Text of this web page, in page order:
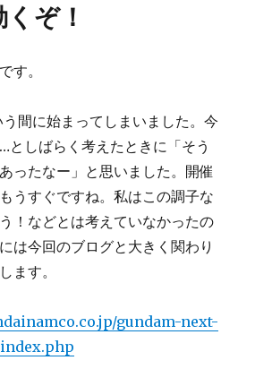
ぞ！
す。
間に始まってしまいました。今
としばらく考えたときに「そう
ったなー」と思いました。開催
うすぐですね。私はこの調子な
！などとは考えていなかったの
は今回のブログと大きく関わり
ます。
gundam-next-